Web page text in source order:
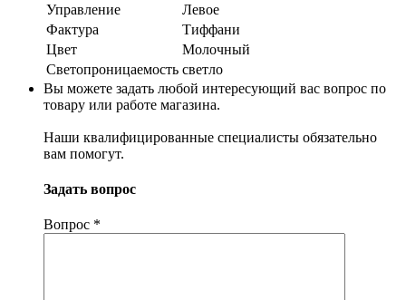
Управление
Левое
Фактура
Тиффани
Цвет
Молочный
Светопроницаемость светло
Вы можете задать любой интересующий вас вопрос по
товару или работе магазина.
Наши квалифицированные специалисты обязательно
вам помогут.
Задать вопрос
Вопрос *